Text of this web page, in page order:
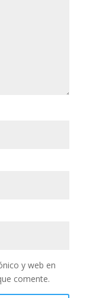
y web en
comente.